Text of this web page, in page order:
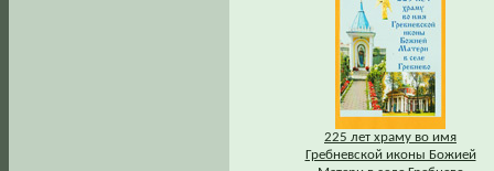
225 лет храму во имя
Гребневской иконы Божией